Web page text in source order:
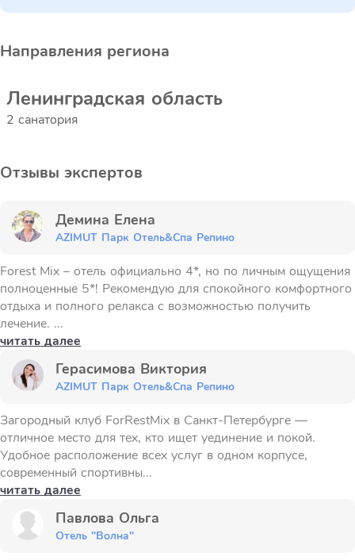
Направления региона
Ленинградская область
2 санатория
Отзывы экспертов
Демина Елена
AZIMUT Парк Отель&Спа Репино
Forest Mix – отель официально 4*, но по личным ощущения
полноценные 5*! Рекомендую для спокойного комфортного
отдыха и полного релакса с возможностью получить
лечение. ...
читать далее
Герасимова Виктория
AZIMUT Парк Отель&Спа Репино
Загородный клуб ForRestMix в Санкт-Петербурге —
отличное место для тех, кто ищет уединение и покой.
Удобное расположение всех услуг в одном корпусе,
современный спортивны...
читать далее
Павлова Ольга
Отель "Волна"